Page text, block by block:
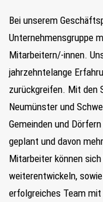
Bei unserem
Unternehmensgruppe
Mitarbeitern/-innen.
jahrzehntelange
zurückgreifen. Mit den
Neumünster und
Gemeinden und
geplant und davon
Mitarbeiter können
weiterentwickeln,
erfolgreiches Team